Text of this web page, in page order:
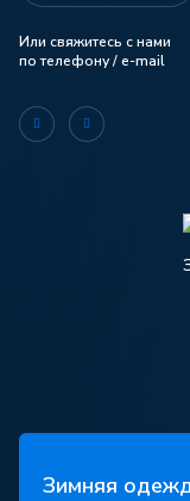
Или свяжитесь с нами
по телефону / e-mail
Зимняя